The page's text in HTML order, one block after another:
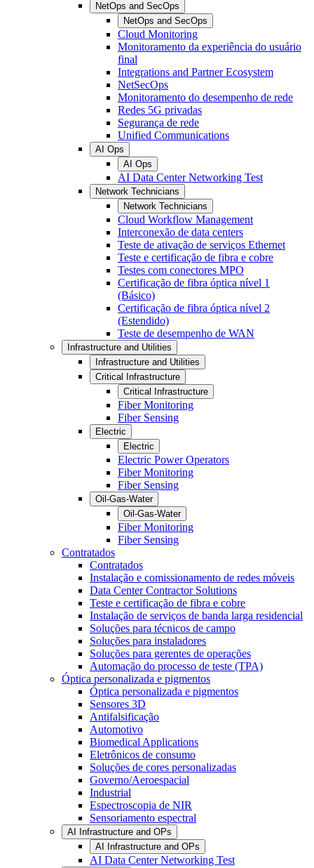
NetOps and SecOps
NetOps and SecOps
Cloud Monitoring
Monitoramento da experiência do usuário
final
Integrations and Partner Ecosystem
NetSecOps
Monitoramento do desempenho de rede
Redes 5G privadas
Segurança de rede
Unified Communications
AI Ops
AI Ops
AI Data Center Networking Test
Network Technicians
Network Technicians
Cloud Workflow Management
Interconexão de data centers
Teste de ativação de serviços Ethernet
Teste e certificação de fibra e cobre
Testes com conectores MPO
Certificação de fibra óptica nível 1
(Básico)
Certificação de fibra óptica nível 2
(Estendido)
Teste de desempenho de WAN
Infrastructure and Utilities
Infrastructure and Utilities
Critical Infrastructure
Critical Infrastructure
Fiber Monitoring
Fiber Sensing
Electric
Electric
Electric Power Operators
Fiber Monitoring
Fiber Sensing
Oil-Gas-Water
Oil-Gas-Water
Fiber Monitoring
Fiber Sensing
Contratados
Contratados
Instalação e comissionamento de redes móveis
Data Center Contractor Solutions
Teste e certificação de fibra e cobre
Instalação de serviços de banda larga residencial
Soluções para técnicos de campo
Soluções para instaladores
Soluções para gerentes de operações
Automação do processo de teste (TPA)
Óptica personalizada e pigmentos
Óptica personalizada e pigmentos
Sensores 3D
Antifalsificação
Automotivo
Biomedical Applications
Eletrônicos de consumo
Soluções de cores personalizadas
Governo/Aeroespacial
Industrial
Espectroscopia de NIR
Sensoriamento espectral
AI Infrastructure and OPs
AI Infrastructure and OPs
AI Data Center Networking Test